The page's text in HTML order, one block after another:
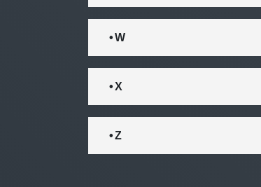
• W
• X
• Z